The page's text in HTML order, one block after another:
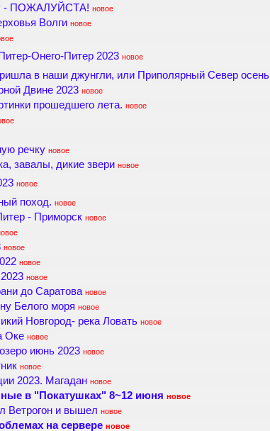
- ПОЖАЛУЙСТА! новое
Волги новое
Онего-Питер 2023 новое
в наши джунгли, или Приполярный Север
Двине 2023 новое
прошедшего лета. новое
речку новое
завалы, дикие звери новое
новое
поход. новое
- Приморск новое
новое
новое
новое
до Саратова новое
Белого моря новое
Новгород- река Ловать новое
Оке новое
июнь 2023 новое
новое
2023. Магадан новое
в "Покатушках" 8~12 июня новое
Ветрогон и вышел новое
на сервере новое